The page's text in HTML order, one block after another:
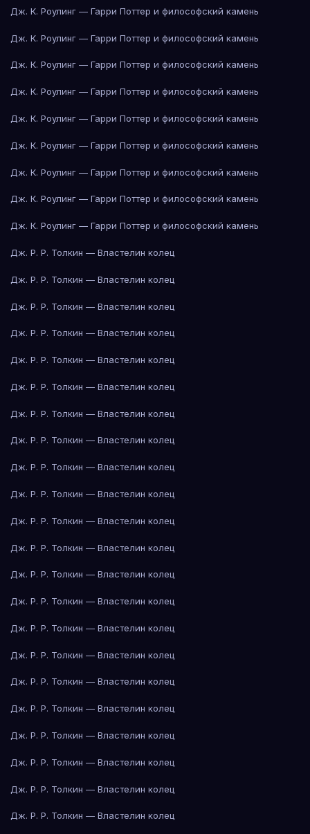
Дж. К. Роулинг — Гарри Поттер и философский камень
Дж. К. Роулинг — Гарри Поттер и философский камень
Дж. К. Роулинг — Гарри Поттер и философский камень
Дж. К. Роулинг — Гарри Поттер и философский камень
Дж. К. Роулинг — Гарри Поттер и философский камень
Дж. К. Роулинг — Гарри Поттер и философский камень
Дж. К. Роулинг — Гарри Поттер и философский камень
Дж. К. Роулинг — Гарри Поттер и философский камень
Дж. К. Роулинг — Гарри Поттер и философский камень
Дж. Р. Р. Толкин — Властелин колец
Дж. Р. Р. Толкин — Властелин колец
Дж. Р. Р. Толкин — Властелин колец
Дж. Р. Р. Толкин — Властелин колец
Дж. Р. Р. Толкин — Властелин колец
Дж. Р. Р. Толкин — Властелин колец
Дж. Р. Р. Толкин — Властелин колец
Дж. Р. Р. Толкин — Властелин колец
Дж. Р. Р. Толкин — Властелин колец
Дж. Р. Р. Толкин — Властелин колец
Дж. Р. Р. Толкин — Властелин колец
Дж. Р. Р. Толкин — Властелин колец
Дж. Р. Р. Толкин — Властелин колец
Дж. Р. Р. Толкин — Властелин колец
Дж. Р. Р. Толкин — Властелин колец
Дж. Р. Р. Толкин — Властелин колец
Дж. Р. Р. Толкин — Властелин колец
Дж. Р. Р. Толкин — Властелин колец
Дж. Р. Р. Толкин — Властелин колец
Дж. Р. Р. Толкин — Властелин колец
Дж. Р. Р. Толкин — Властелин колец
Дж. Р. Р. Толкин — Властелин колец